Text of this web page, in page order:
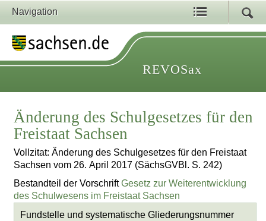
Navigation
REVOSax
Änderung des Schulgesetzes für den
Freistaat Sachsen
Vollzitat: Änderung des Schulgesetzes für den Freistaat
Sachsen vom 26. April 2017 (SächsGVBl. S. 242)
Bestandteil der VorschriftGesetz zur Weiterentwicklung
des Schulwesens im Freistaat Sachsen
Fundstelle und systematische Gliederungsnummer